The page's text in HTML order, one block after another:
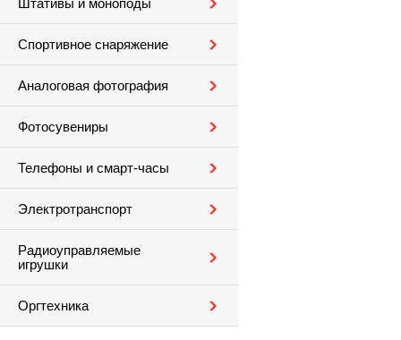
Штативы и моноподы
Спортивное снаряжение
Аналоговая фотография
Фотосувениры
Телефоны и смарт-часы
Электротранспорт
Радиоуправляемые
игрушки
Оргтехника